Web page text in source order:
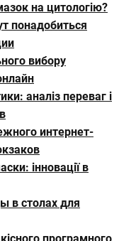
на цитологію?
понадобиться
вибору
аналіз переваг і
интернет-
інновації в
в столах для